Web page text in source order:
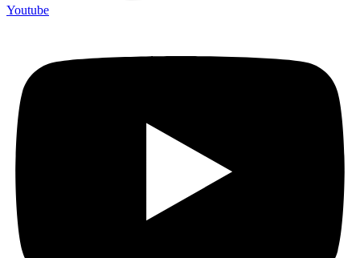
Youtube